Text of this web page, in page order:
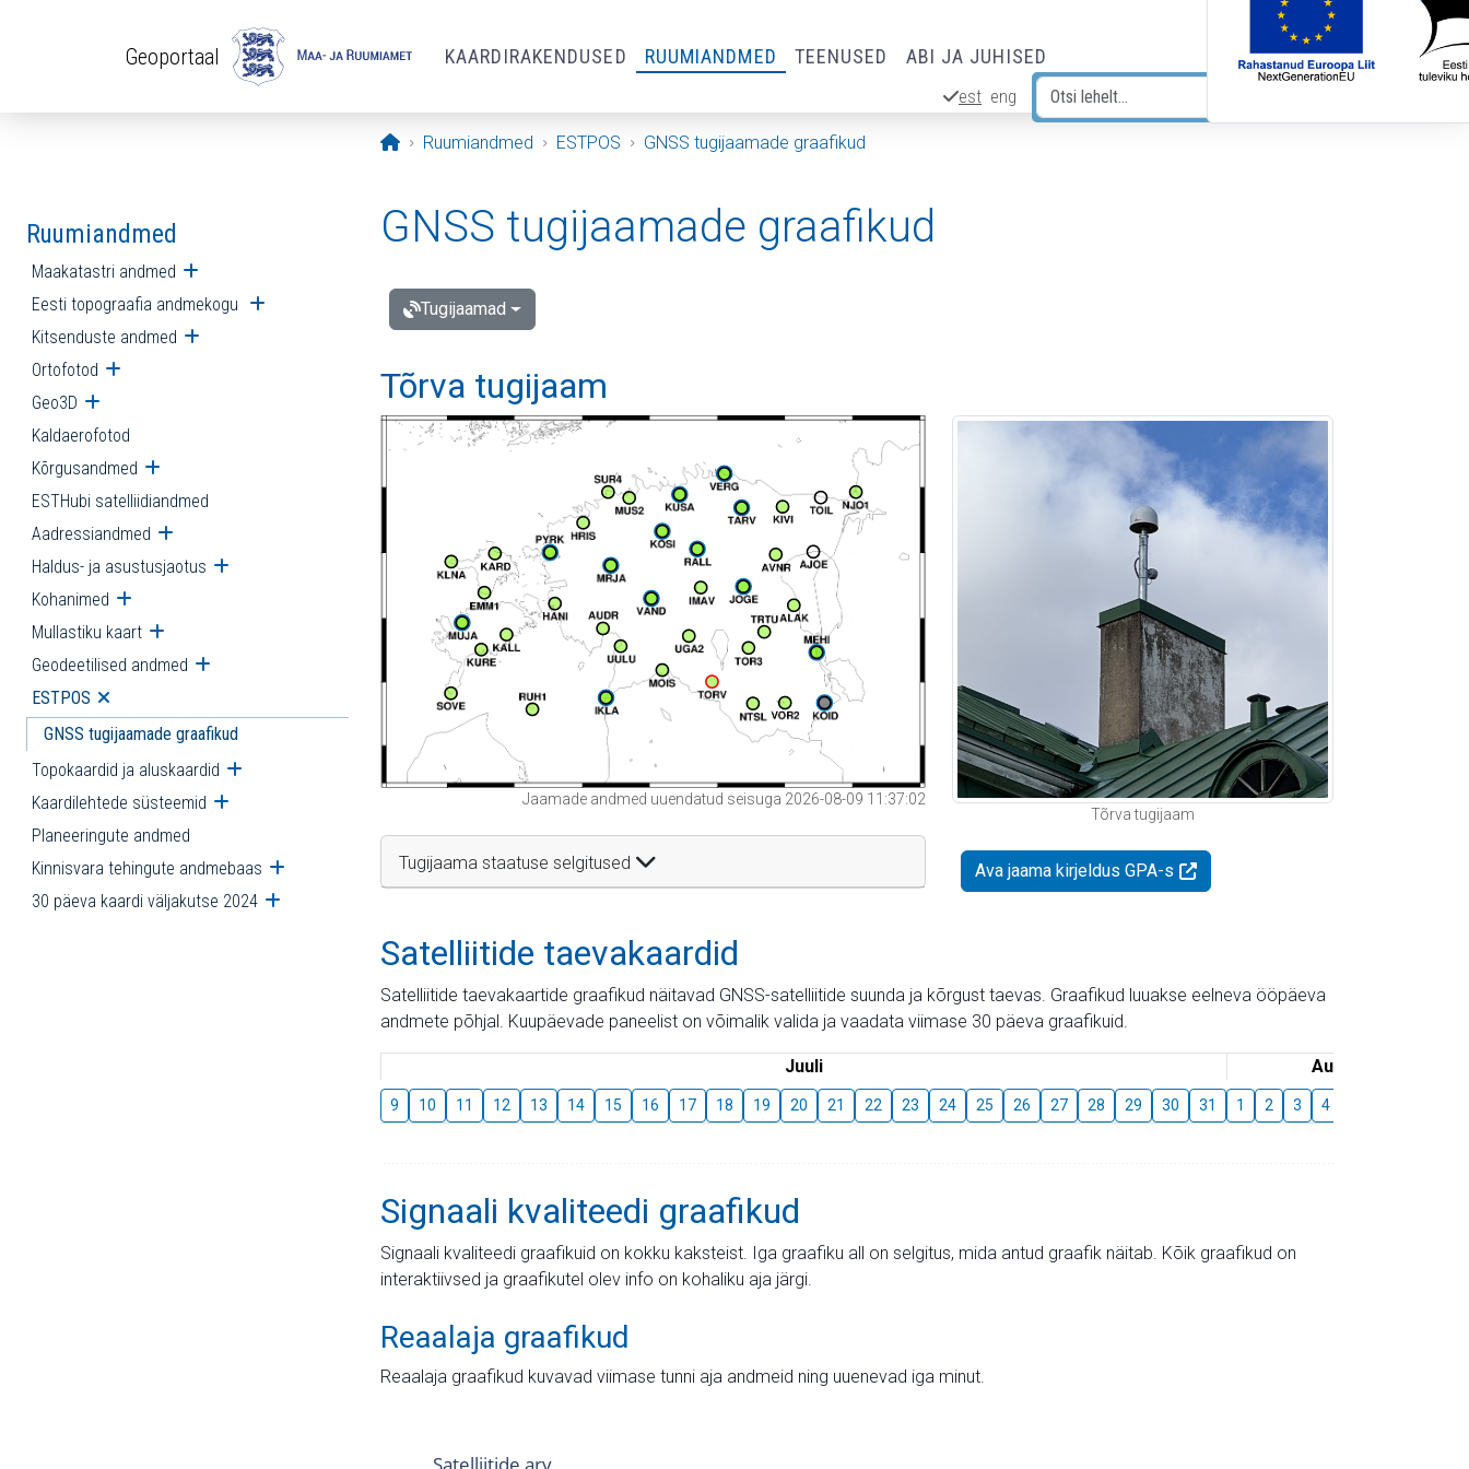
Geoportaal KAARDIRAKENDUSED RUUMIANDMED TEENUSED ABI JA JUHISED
est eng
Avaleht
Ruumiandmed ESTPOS GNSS tugijaamade graafikud
Ruumiandmed
Maakatastri andmed Ava alammenüü
Eesti topograafia andmekogu Ava alammenüü
Kitsenduste andmed Ava alammenüü
Ortofotod Ava alammenüü
Geo3D Ava alammenüü
Kaldaerofotod
Kõrgusandmed Ava alammenüü
ESTHubi satelliidiandmed
Aadressiandmed Ava alammenüü
Haldus- ja asustusjaotus Ava alammenüü
Kohanimed Ava alammenüü
Mullastiku kaart Ava alammenüü
Geodeetilised andmed Ava alammenüü
ESTPOS Ava alammenüü
GNSS tugijaamade graafikud
Topokaardid ja aluskaardid Ava alammenüü
Kaardilehtede süsteemid Ava alammenüü
Planeeringute andmed
Kinnisvara tehingute andmebaas Ava alammenüü
30 päeva kaardi väljakutse 2024 Ava alammenüü
GNSS tugijaamade graafikud
Tugijaamad
Tõrva tugijaam
Jaamade andmed uuendatud seisuga 2026-08-09 11:37:02
Tugijaama staatuse selgitused
Tõrva tugijaam
Ava jaama kirjeldus GPA-s
Satelliitide taevakaardid
Satelliitide taevakaartide graafikud näitavad GNSS-satelliitide suunda ja kõrgust taevas. Graafikud luuakse eelneva ööpäeva
andmete põhjal. Kuupäevade paneelist on võimalik valida ja vaadata viimase 30 päeva graafikuid.
Juuli August
9 10 11 12 13 14 15 16 17 18 19 20 21 22 23 24 25 26 27 28 29 30 31 1 2 3 4
Signaali kvaliteedi graafikud
Signaali kvaliteedi graafikuid on kokku kaksteist. Iga graafiku all on selgitus, mida antud graafik näitab. Kõik graafikud on
interaktiivsed ja graafikutel olev info on kohaliku aja järgi.
Reaalaja graafikud
Reaalaja graafikud kuvavad viimase tunni aja andmeid ning uuenevad iga minut.